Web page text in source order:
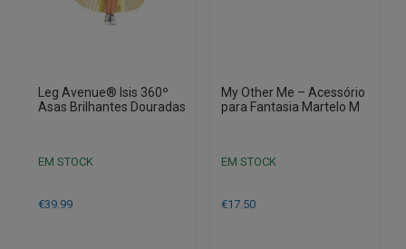
Leg Avenue® Isis 360º
Asas Brilhantes Douradas
EM STOCK
€39.99
My Other Me – Acessório
para Fantasia Martelo M
EM STOCK
€17.50